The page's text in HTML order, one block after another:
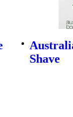
Shave